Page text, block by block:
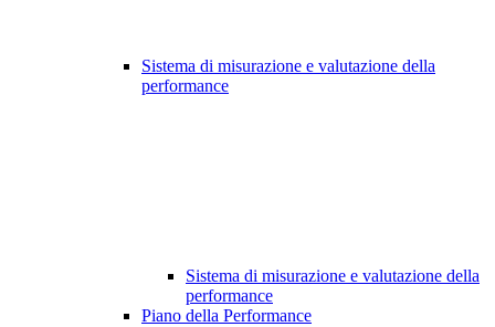
Sistema di misurazione e valutazione della
performance
Sistema di misurazione e valutazione della
performance
Piano della Performance